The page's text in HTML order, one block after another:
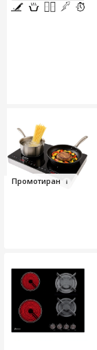
Промотиран